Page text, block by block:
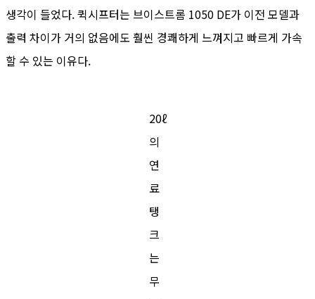
생각이 들었다. 퀵시프터는 브이스트롬 1050 DE가 이전 모델과
출력 차이가 거의 없음에도 훨씬 경쾌하게 느껴지고 빠르게 가속
할 수 있는 이유다.
20ℓ
의
연
료
탱
크
는
무